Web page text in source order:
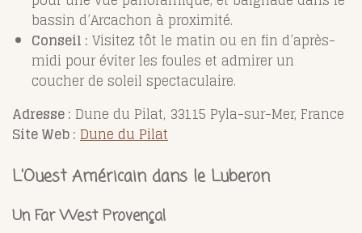
bassin d’Arcachon à proximité.
Conseil : Visitez tôt le matin ou en fin d’après-
midi pour éviter les foules et admirer un
coucher de soleil spectaculaire.
Adresse : Dune du Pilat, 33115 Pyla-sur-Mer, France
Site Web : Dune du Pilat
L'Ouest Américain dans le Luberon
Un Far West Provençal